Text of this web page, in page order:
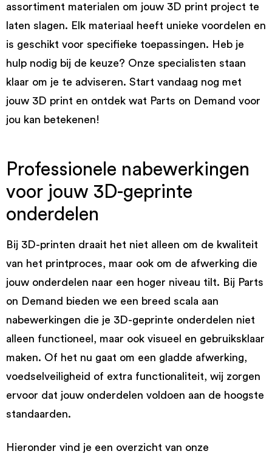
assortiment materialen om jouw 3D print project te
laten slagen. Elk materiaal heeft unieke voordelen en
is geschikt voor specifieke toepassingen. Heb je
hulp nodig bij de keuze? Onze specialisten staan
klaar om je te adviseren. Start vandaag nog met
jouw 3D print en ontdek wat Parts on Demand voor
jou kan betekenen!
Professionele nabewerkingen
voor jouw 3D-geprinte
onderdelen
Bij 3D-printen draait het niet alleen om de kwaliteit
van het printproces, maar ook om de afwerking die
jouw onderdelen naar een hoger niveau tilt. Bij Parts
on Demand bieden we een breed scala aan
nabewerkingen die je 3D-geprinte onderdelen niet
alleen functioneel, maar ook visueel en gebruiksklaar
maken. Of het nu gaat om een gladde afwerking,
voedselveiligheid of extra functionaliteit, wij zorgen
ervoor dat jouw onderdelen voldoen aan de hoogste
standaarden.
Hieronder vind je een overzicht van onze